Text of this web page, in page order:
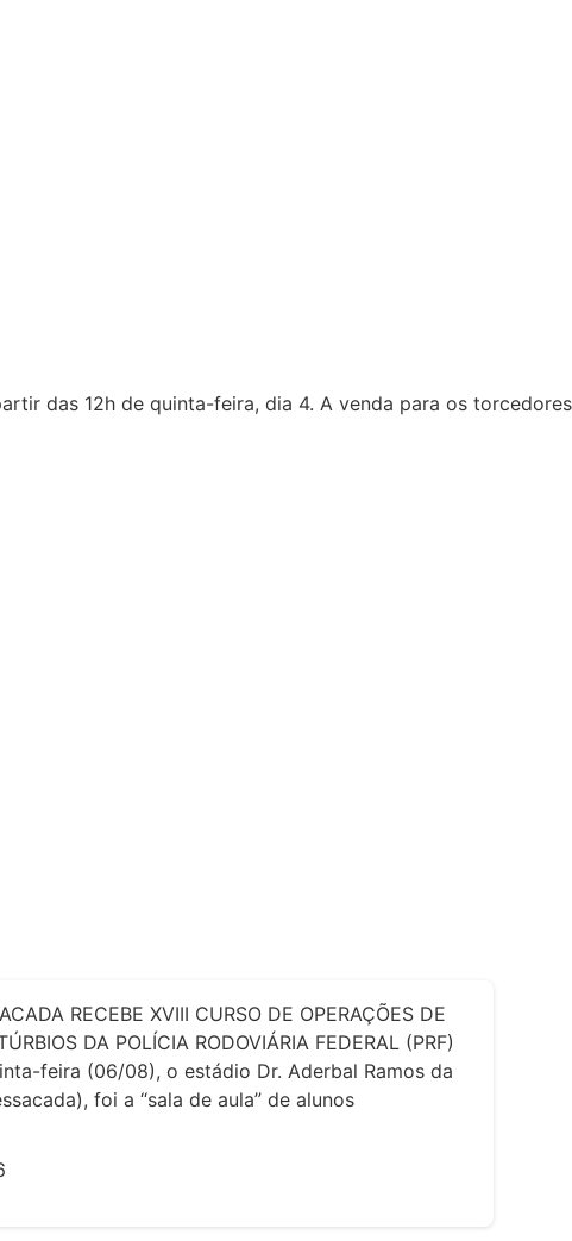
das 12h de quinta-feira, dia 4. A venda para os torcedores
RECEBE XVIII CURSO DE OPERAÇÕES DE
DA POLÍCIA RODOVIÁRIA FEDERAL (PRF)
feira (06/08), o estádio Dr. Aderbal Ramos da
foi a “sala de aula” de alunos